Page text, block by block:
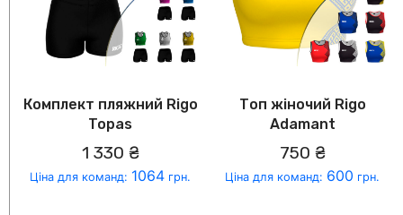
Комплект пляжний Rigo
Topas
1 330 ₴
Ціна для команд: 1064 грн.
Топ жіночий Rigo
Adamant
750 ₴
Ціна для команд: 600 грн.